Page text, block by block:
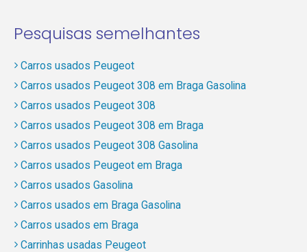
Pesquisas semelhantes
Carros usados Peugeot
Carros usados Peugeot 308 em Braga Gasolina
Carros usados Peugeot 308
Carros usados Peugeot 308 em Braga
Carros usados Peugeot 308 Gasolina
Carros usados Peugeot em Braga
Carros usados Gasolina
Carros usados em Braga Gasolina
Carros usados em Braga
Carrinhas usadas Peugeot